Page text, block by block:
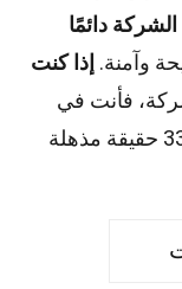
دائمًا
وآمنة. إذا كنت
فأنت في
المكان المناسب. تابع القراءة لاكتشاف 33 حقيقة مذهلة